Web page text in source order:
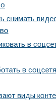
снимать
в
в
виды